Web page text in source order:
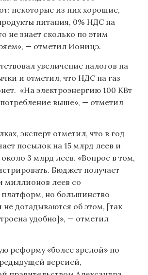
некоторые из них хорошие,
питания, 0% НДС на
не знает сколько по этим
— отметил Ионицэ.
увеличение налогов на
и отметил, что НДС на газ
«На электроэнергию 100 КВт
выше», — отметил
эксперт отметил, что в год
посылок на 15 млрд леев и
около 3 млрд леев. «Вопрос в том,
Бюджет получает
миллионов леев со
но большинство
догадываются об этом, [так
удобно]», — отметил
реформу «более зрелой» по
версией,